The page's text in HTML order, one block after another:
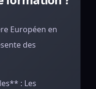
Européen en
des
: Les